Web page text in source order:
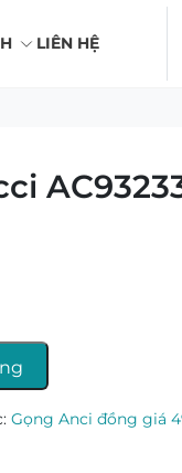
LIÊN HỆ
Gọng Anci đồng giá